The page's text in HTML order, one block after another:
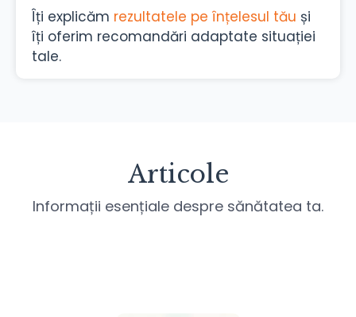
Îți explicăm rezultatele pe înțelesul tău și
îți oferim recomandări adaptate situației
tale.
Articole
Informații esențiale despre sănătatea ta.